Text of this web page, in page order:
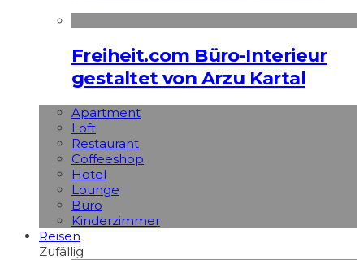
Freiheit.com Büro-Interieur
gestaltet von Arzu Kartal
Apart­ment
Loft
Restaurant
Coffeeshop
Hotel
Lounge
Büro
Kinderzimmer
Reisen
Zufällig